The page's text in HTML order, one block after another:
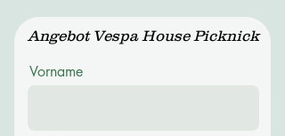
Angebot Vespa House Picknick
Vorname